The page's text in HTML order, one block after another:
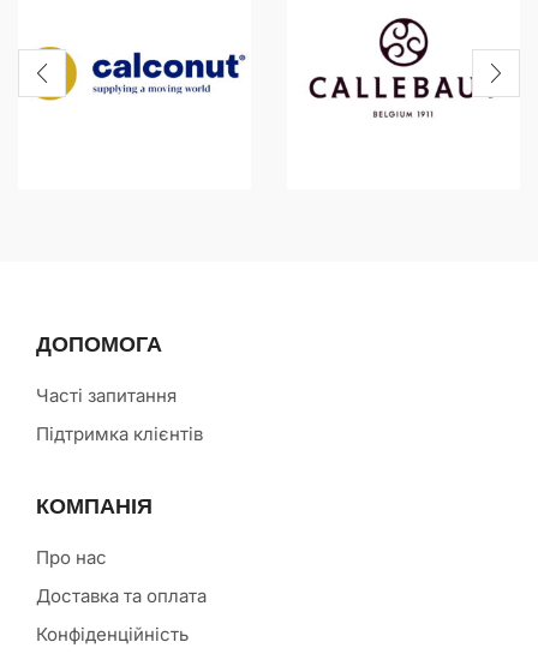
ДОПОМОГА
Часті запитання
Підтримка клієнтів
КОМПАНІЯ
Про нас
Доставка та оплата
Конфіденційність